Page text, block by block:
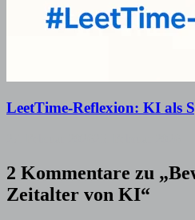
LeetTime-Reflexion: KI als
2 Kommentare zu „
Zeitalter von KI“